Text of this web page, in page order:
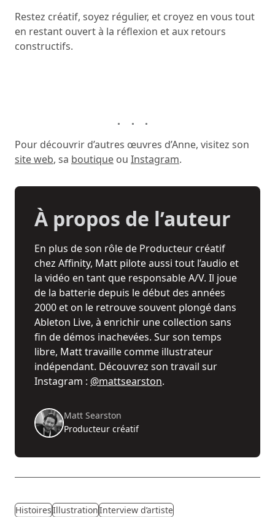
Restez créatif, soyez régulier, et croyez en vous tout
en restant ouvert à la réflexion et aux retours
constructifs.
Pour découvrir d’autres œuvres d’Anne, visitez son
site web, sa boutique ou Instagram.
À propos de l’auteur
En plus de son rôle de Producteur créatif
chez Affinity, Matt pilote aussi tout l’audio et
la vidéo en tant que responsable A/V. Il joue
de la batterie depuis le début des années
2000 et on le retrouve souvent plongé dans
Ableton Live, à enrichir une collection sans
fin de démos inachevées. Sur son temps
libre, Matt travaille comme illustrateur
indépendant. Découvrez son travail sur
Instagram : @mattsearston.
Matt Searston
Producteur créatif
HistoiresIllustrationInterview d’artiste